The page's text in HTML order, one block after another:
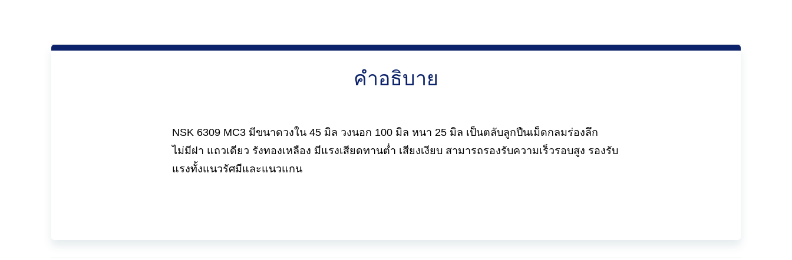
คำอธิบาย
NSK 6309 MC3 มีขนาดวงใน 45 มิล วงนอก 100 มิล หนา 25 มิล เป็นตลับลูกปืนเม็ดกลมร่องลึก
ไม่มีฝา แถวเดียว รังทองเหลือง มีแรงเสียดทานต่ำ เสียงเงียบ สามารถรองรับความเร็วรอบสูง รองรับ
แรงทั้งแนวรัศมีและแนวแกน